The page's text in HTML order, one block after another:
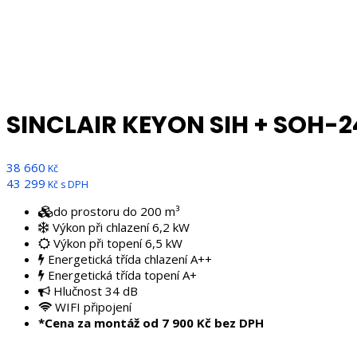
SINCLAIR KEYON SIH + SOH-
38 660 Kč
43 299 Kč s DPH
do prostoru do 200 m³
Výkon při chlazení 6,2 kW
Výkon při topení 6,5 kW
Energetická třída chlazení A++
Energetická třída topení A+
Hlučnost 34 dB
WIFI připojení
*Cena za montáž od 7 900 Kč bez DPH